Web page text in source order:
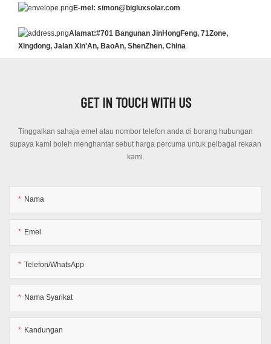
E-mel: simon@bigluxsolar.com
Alamat:#701 Bangunan JinHongFeng, 71Zone,
Xingdong, Jalan Xin'An, BaoAn, ShenZhen, China
GET IN TOUCH WITH US
Tinggalkan sahaja emel atau nombor telefon anda di borang hubungan
supaya kami boleh menghantar sebut harga percuma untuk pelbagai rekaan
kami.
Nama
Emel
Telefon/WhatsApp
Nama Syarikat
Kandungan